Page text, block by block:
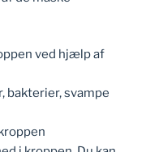
ved hjælp af
bakterier, svampe